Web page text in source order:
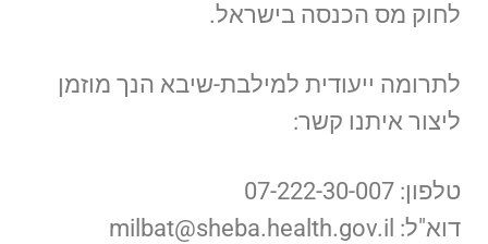
לחוק מס הכנסה בישראל.
לתרומה ייעודית למילבת-שיבא הנך מוזמן
ליצור איתנו קשר:
טלפון: 07-222-30-007
דוא"ל: milbat@sheba.health.gov.il